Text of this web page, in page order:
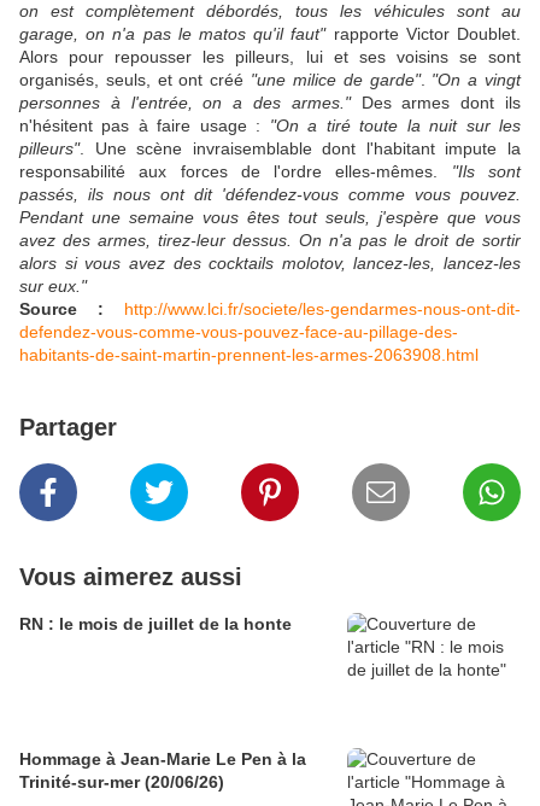
on est complètement débordés, tous les véhicules sont au
garage, on n'a pas le matos qu'il faut"rapporte Victor Doublet.
Alors pour repousser les pilleurs, lui et ses voisins se sont
organisés, seuls, et ont créé "une milice de garde". "On a vingt
personnes à l'entrée, on a des armes."Des armes dont ils
n'hésitent pas à faire usage : "On a tiré toute la nuit sur les
pilleurs". Une scène invraisemblable dont l'habitant impute la
responsabilité aux forces de l'ordre elles-mêmes. "Ils sont
passés, ils nous ont dit 'défendez-vous comme vous pouvez.
Pendant une semaine vous êtes tout seuls, j'espère que vous
avez des armes, tirez-leur dessus. On n'a pas le droit de sortir
alors si vous avez des cocktails molotov, lancez-les, lancez-les
sur eux."
Source :
http://www.lci.fr/societe/les-gendarmes-nous-ont-dit-
defendez-vous-comme-vous-pouvez-face-au-pillage-des-
habitants-de-saint-martin-prennent-les-armes-2063908.html
Partager
Vous aimerez aussi
RN : le mois de juillet de la honte
Hommage à Jean-Marie Le Pen à la
Trinité-sur-mer (20/06/26)